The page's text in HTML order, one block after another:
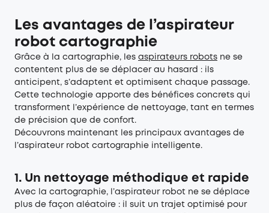
Les avantages de l’aspirateur
robot cartographie
Grâce à la cartographie, les aspirateurs robots ne se
contentent plus de se déplacer au hasard : ils
anticipent, s’adaptent et optimisent chaque passage.
Cette technologie apporte des bénéfices concrets qui
transforment l’expérience de nettoyage, tant en termes
de précision que de confort.
Découvrons maintenant les principaux avantages de
l’aspirateur robot cartographie intelligente.
1. Un nettoyage méthodique et rapide
Avec la cartographie, l’aspirateur robot ne se déplace
plus de façon aléatoire : il suit un trajet optimisé pour